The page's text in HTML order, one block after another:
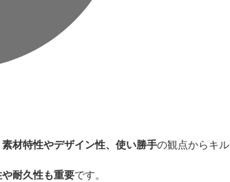
素材特性やデザイン性、使い勝手の観点からキル
耐久性も重要です。